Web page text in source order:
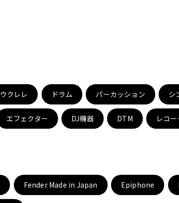
ウクレレ ドラム パーカッション シ
エフェクター DJ機器 DTM レコ
Fender Made in Japan Epiphone